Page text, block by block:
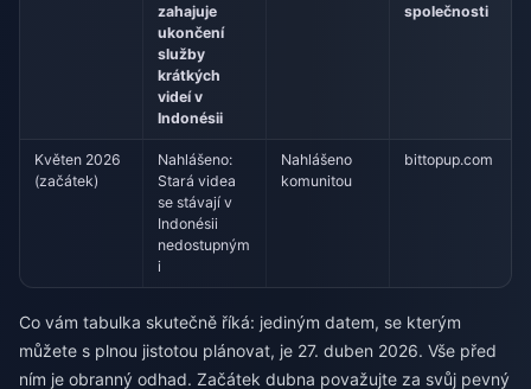
zahajuje
ukončení
služby
krátkých
videí v
Indonésii
společnosti
Květen 2026
(začátek)
Nahlášeno:
Stará videa
se stávají v
Indonésii
nedostupným
i
Nahlášeno
komunitou
bittopup.com
Co vám tabulka skutečně říká: jediným datem, se kterým
můžete s plnou jistotou plánovat, je 27. duben 2026. Vše před
ním je obranný odhad. Začátek dubna považujte za svůj pevný